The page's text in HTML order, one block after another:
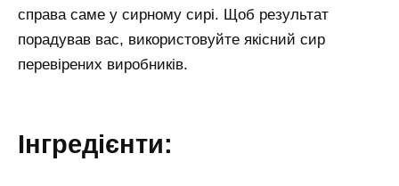
справа саме у сирному сирі. Щоб результат
порадував вас, використовуйте якісний сир
перевірених виробників.
Інгредієнти: